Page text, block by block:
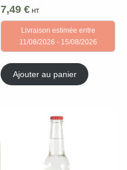
7,49€ HT
Livraison estimée entre
11/08/2026 - 15/08/2026
Ajouter au panier